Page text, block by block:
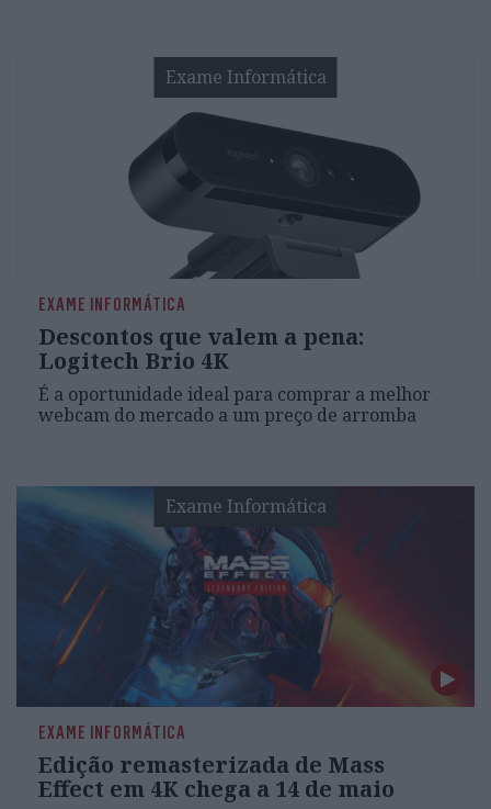
Exame Informática
EXAME INFORMÁTICA
Descontos que valem a pena:
Logitech Brio 4K
É a oportunidade ideal para comprar a melhor
webcam do mercado a um preço de arromba
Exame Informática
EXAME INFORMÁTICA
Edição remasterizada de Mass
Effect em 4K chega a 14 de maio